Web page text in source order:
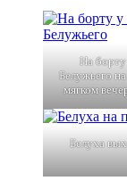
На
Белужьего
мягком
Белуха